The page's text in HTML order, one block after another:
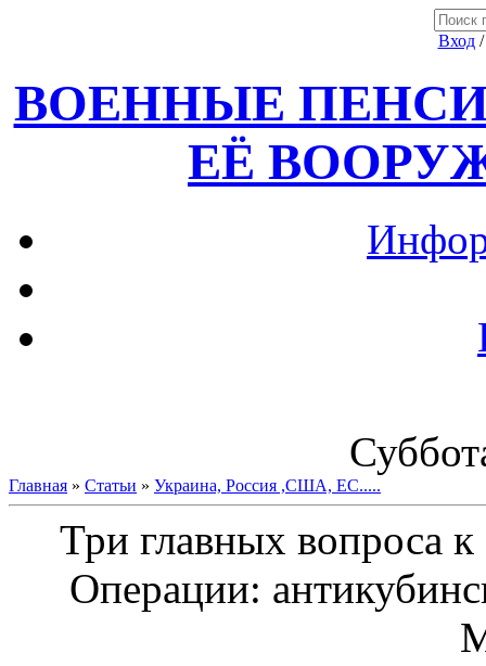
Вход
ВОЕННЫЕ
ЕЁ
Главная » Статьи » Украина, Россия ,США, ЕС.....
Три главных вопроса
Операции: